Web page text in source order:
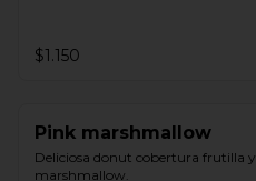
$1.150
Pink marshmallow
Deliciosa donut cobertura frutilla y
marshmallow.